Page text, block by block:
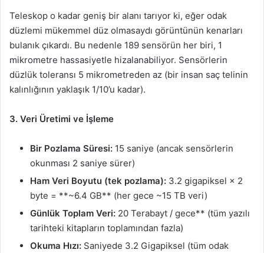
Teleskop o kadar geniş bir alanı tarıyor ki, eğer odak
düzlemi mükemmel düz olmasaydı görüntünün kenarları
bulanık çıkardı. Bu nedenle 189 sensörün her biri, 1
mikrometre hassasiyetle hizalanabiliyor. Sensörlerin
düzlük toleransı 5 mikrometreden az (bir insan saç telinin
kalınlığının yaklaşık 1/10’u kadar).
3. Veri Üretimi ve İşleme
Bir Pozlama Süresi: 15 saniye (ancak sensörlerin
okunması 2 saniye sürer)
Ham Veri Boyutu (tek pozlama): 3.2 gigapiksel × 2
byte = **~6.4 GB** (her gece ~15 TB veri)
Günlük Toplam Veri: 20 Terabayt / gece** (tüm yazılı
tarihteki kitapların toplamından fazla)
Okuma Hızı: Saniyede 3.2 Gigapiksel (tüm odak